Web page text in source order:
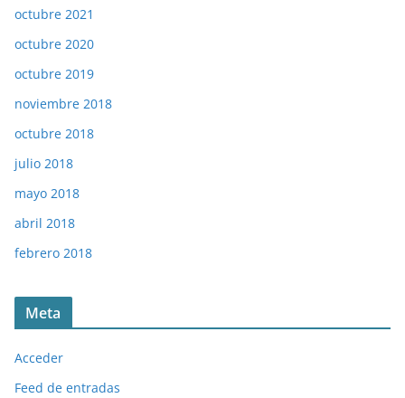
octubre 2021
octubre 2020
octubre 2019
noviembre 2018
octubre 2018
julio 2018
mayo 2018
abril 2018
febrero 2018
Meta
Acceder
Feed de entradas